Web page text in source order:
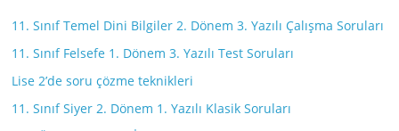
11. Sınıf Temel Dini Bilgiler 2. Dönem 3. Yazılı Çalışma Soruları
11. Sınıf Felsefe 1. Dönem 3. Yazılı Test Soruları
Lise 2’de soru çözme teknikleri
11. Sınıf Siyer 2. Dönem 1. Yazılı Klasik Soruları